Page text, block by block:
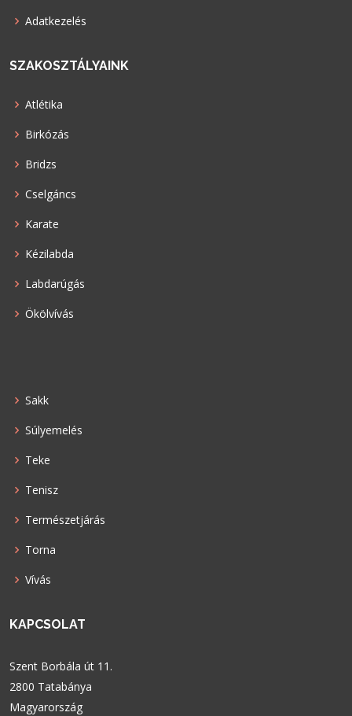
Adatkezelés
SZAKOSZTÁLYAINK
Atlétika
Birkózás
Bridzs
Cselgáncs
Karate
Kézilabda
Labdarúgás
Ökölvívás
Sakk
Súlyemelés
Teke
Tenisz
Természetjárás
Torna
Vívás
KAPCSOLAT
Szent Borbála út 11.
2800 Tatabánya
Magyarország